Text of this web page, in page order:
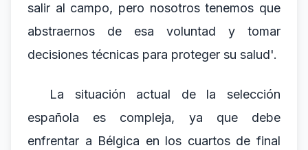
salir al campo, pero nosotros tenemos que
abstraernos de esa voluntad y tomar
decisiones técnicas para proteger su salud'.
La situación actual de la selección
española es compleja, ya que debe
enfrentar a Bélgica en los cuartos de final